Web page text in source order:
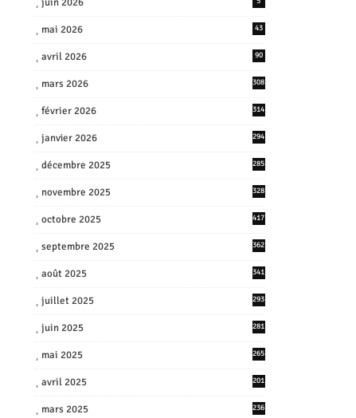
mai 2026 43
avril 2026 90
mars 2026 308
février 2026 314
janvier 2026 294
décembre 2025 285
novembre 2025 328
octobre 2025 417
septembre 2025 362
août 2025 341
juillet 2025 293
juin 2025 281
mai 2025 265
avril 2025 201
mars 2025 236